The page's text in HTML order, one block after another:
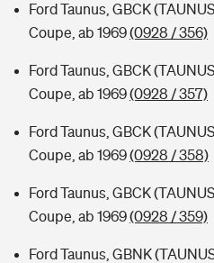
Ford Taunus, GBCK
Coupe, ab 1969(0928 / 356)
Ford Taunus, GBCK
Coupe, ab 1969(0928 / 357)
Ford Taunus, GBCK
Coupe, ab 1969(0928 / 358)
Ford Taunus, GBCK
Coupe, ab 1969(0928 / 359)
Ford Taunus, GBNK